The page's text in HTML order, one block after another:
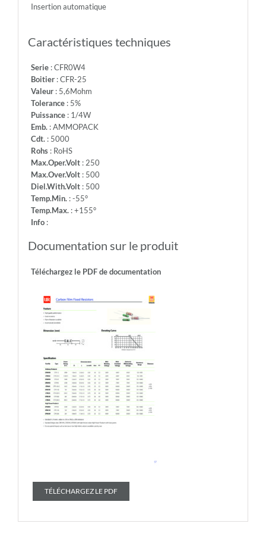
-
Insertion automatique
Caractéristiques techniques
Serie: CFR0W4
Boitier: CFR-25
Valeur: 5,6Mohm
Tolerance: 5%
Puissance: 1/4W
Emb.: AMMOPACK
Cdt.: 5000
Rohs: RoHS
Max.Oper.Volt: 250
Max.Over.Volt: 500
Diel.With.Volt: 500
Temp.Min.: -55°
Temp.Max.: +155°
Info:
Documentation sur le produit
Téléchargez le PDF de documentation
TÉLÉCHARGEZ LE PDF